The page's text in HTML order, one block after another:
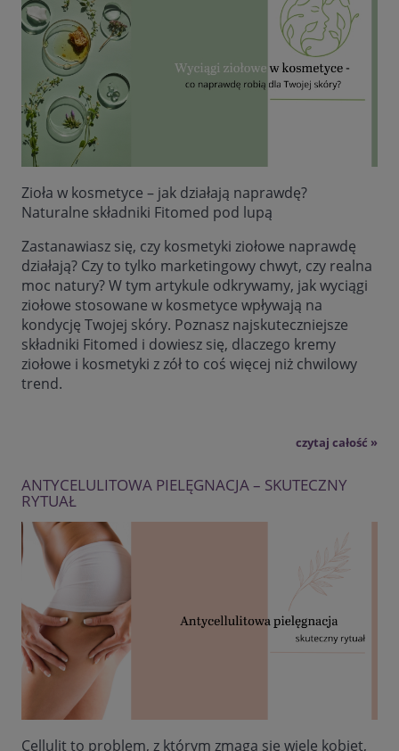
Zioła w kosmetyce – jak działają naprawdę?
Naturalne składniki Fitomed pod lupą
Zastanawiasz się, czy kosmetyki ziołowe naprawdę
działają? Czy to tylko marketingowy chwyt, czy realna
moc natury? W tym artykule odkrywamy, jak wyciągi
ziołowe stosowane w kosmetyce wpływają na
kondycję Twojej skóry. Poznasz najskuteczniejsze
składniki Fitomed i dowiesz się, dlaczego kremy
ziołowe i kosmetyki z zół to coś więcej niż chwilowy
trend.
czytaj całość »
ANTYCELULITOWA PIELĘGNACJA – SKUTECZNY
RYTUAŁ
Cellulit to problem, z którym zmaga się wiele kobiet,